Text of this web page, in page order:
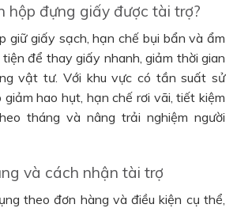
hộp đựng giấy được tài trợ?
giữ giấy sạch, hạn chế bụi bẩn và ẩm
để thay giấy nhanh, giảm thời gian
vật tư. Với khu vực có tần suất sử
giảm hao hụt, hạn chế rơi vãi, tiết kiệm
tháng và nâng trải nghiệm người
và cách nhận tài trợ
theo đơn hàng và điều kiện cụ thể,